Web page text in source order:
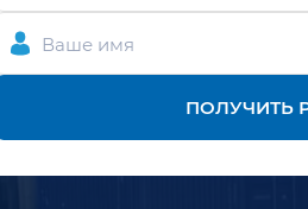
Ваше имя
ПОЛУЧИТЬ